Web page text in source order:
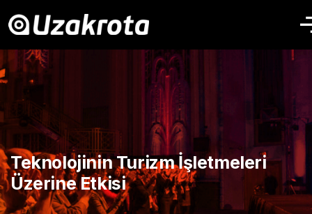
Teknolojinin Turizm İşletmeleri
Üzerine Etkisi